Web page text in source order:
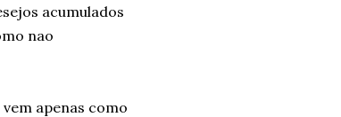
acumulados
nao
apenas como